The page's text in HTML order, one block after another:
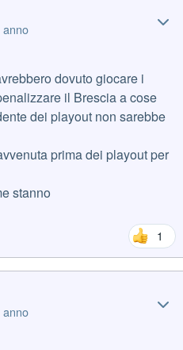
anno
dovuto giocare i
il Brescia a cose
dei playout non sarebbe
prima dei playout per
stanno
1
anno